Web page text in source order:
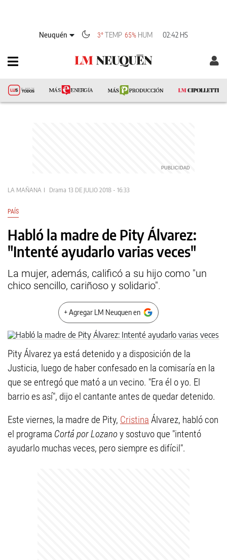
Neuquén 3°TEMP 65% HUM 02:42 HS
LA MAÑANA Drama 13 DE JULIO 2018 - 16:33
PAÍS
Habló la madre de Pity Álvarez:
"Intenté ayudarlo varias veces"
La mujer, además, calificó a su hijo como "un
chico sencillo, cariñoso y solidario".
+ Agregar LM Neuquen en
Pity Álvarez ya está detenido y a disposición de la
Justicia, luego de haber confesado en la comisaría en la
que se entregó que mató a un vecino. "Era él o yo. El
barrio es así", dijo el cantante antes de quedar detenido.
Este viernes, la madre de Pity, Cristina Álvarez, habló con
el programa Cortá por Lozano y sostuvo que "intentó
ayudarlo muchas veces, pero siempre es difícil".